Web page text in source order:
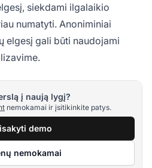
siekdami ilgalaikio
numatyti. Anoniminiai
elgesį gali būti naudojami
į naują lygį?
nemokamai ir įsitikinkite patys.
demo
nemokamai